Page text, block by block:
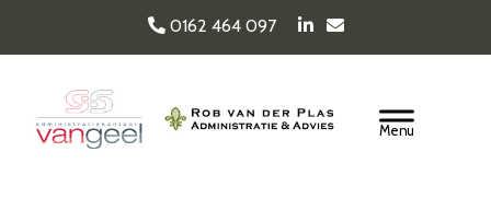
hoofd
inhoud
0162 464 097
Van Geel & van der
Header